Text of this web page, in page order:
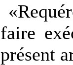
faire
présent